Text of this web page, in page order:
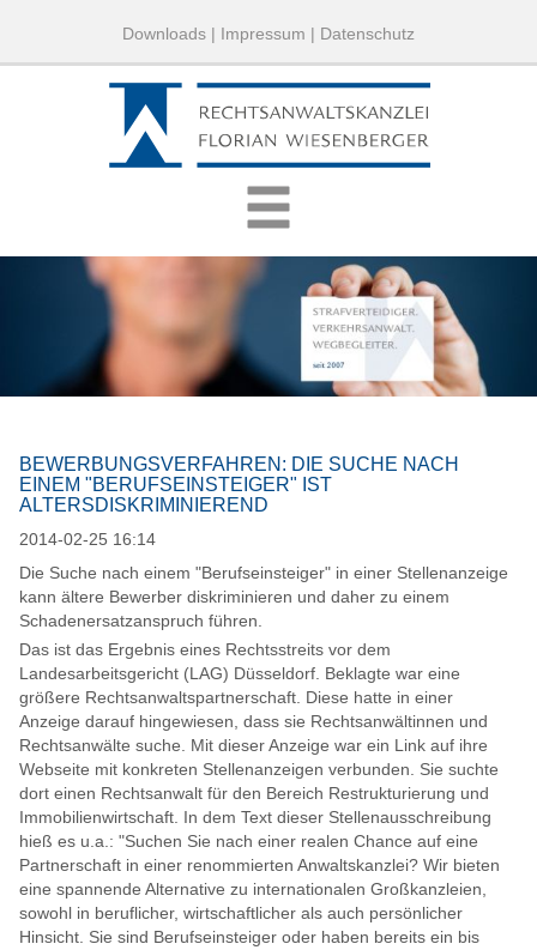
Downloads | Impressum | Datenschutz
BEWERBUNGSVERFAHREN: DIE SUCHE NACH
EINEM "BERUFSEINSTEIGER" IST
ALTERSDISKRIMINIEREND
2014-02-25 16:14
Die Suche nach einem "Berufseinsteiger" in einer Stellenanzeige
kann ältere Bewerber diskriminieren und daher zu einem
Schadenersatzanspruch führen.
Das ist das Ergebnis eines Rechtsstreits vor dem
Landesarbeitsgericht (LAG) Düsseldorf. Beklagte war eine
größere Rechtsanwaltspartnerschaft. Diese hatte in einer
Anzeige darauf hingewiesen, dass sie Rechtsanwältinnen und
Rechtsanwälte suche. Mit dieser Anzeige war ein Link auf ihre
Webseite mit konkreten Stellenanzeigen verbunden. Sie suchte
dort einen Rechtsanwalt für den Bereich Restrukturierung und
Immobilienwirtschaft. In dem Text dieser Stellenausschreibung
hieß es u.a.: "Suchen Sie nach einer realen Chance auf eine
Partnerschaft in einer renommierten Anwaltskanzlei? Wir bieten
eine spannende Alternative zu internationalen Großkanzleien,
sowohl in beruflicher, wirtschaftlicher als auch persönlicher
Hinsicht. Sie sind Berufseinsteiger oder haben bereits ein bis